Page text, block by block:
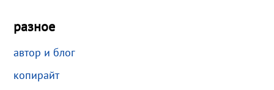
разное
автор и блог
копирайт